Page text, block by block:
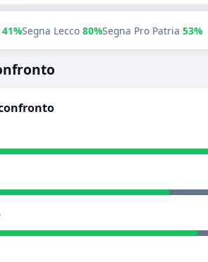
41%Segna Lecco 80%Segna Pro Patria 53%